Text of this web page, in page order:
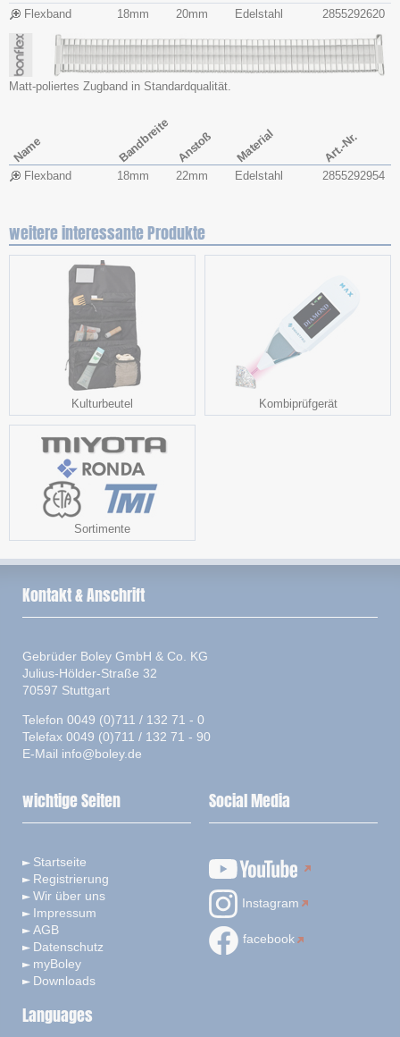
Flexband
18mm 20mm Edelstahl 2855292620
Matt-poliertes Zugband in Standardqualität.
Name Bandbreite Anstoß Material Art.-Nr.
Flexband 18mm 22mm Edelstahl 2855292954
weitere interessante Produkte
Kulturbeutel Kombiprüfgerät
Sortimente
Kontakt & Anschrift
Gebrüder Boley GmbH & Co. KG
Julius-Hölder-Straße 32
70597 Stuttgart
Telefon 0049 (0)711 / 132 71 - 0
Telefax 0049 (0)711 / 132 71 - 90
E-Mail info@boley.de
wichtige Seiten
Startseite
Registrierung
Wir über uns
Impressum
AGB
Datenschutz
myBoley
Downloads
Social Media
Instagram
facebook
Languages